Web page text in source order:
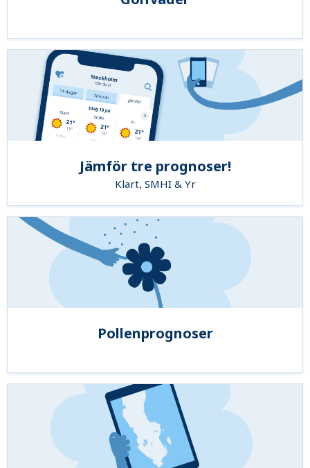
Jämför tre prognoser!
Klart, SMHI & Yr
Pollenprognoser